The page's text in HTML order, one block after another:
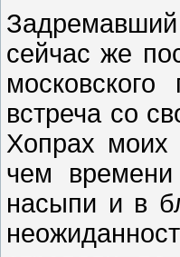
сейчас же
встреча со
Хопрах моих
чем
насыпи и в